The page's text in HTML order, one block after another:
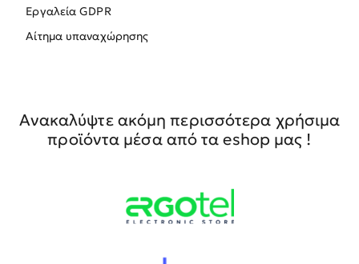
Εργαλεία GDPR
Αίτημα υπαναχώρησης
Ανακαλύψτε ακόμη περισσότερα χρήσιμα
προϊόντα μέσα από τα eshop μας !